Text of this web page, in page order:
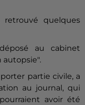
quelques
au cabinet
autopsie".
partie civile, a
au journal, qui
avoir été